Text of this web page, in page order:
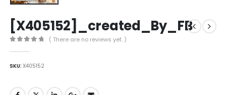
[X405152]_created_By_FB
( There are no reviews yet. )
SKU:X405152